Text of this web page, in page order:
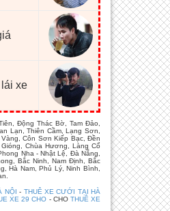
xe
Động Thác Bờ, Tam Đảo,
Lạn, Thiên Cầm, Lạng Sơn,
Côn Sơn Kiếp Bạc, Đền
Chùa Hương, Làng Cổ
Nha - Nhật Lệ, Đà Nẵng,
Bắc Ninh, Nam Định, Bắc
Hà Nam, Phủ Lý, Ninh Bình,
NỘI - THUÊ XE CƯỚI TẠI HÀ
XE 29 CHO - CHO THUÊ XE